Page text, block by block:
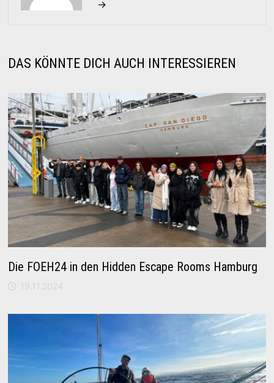
→
DAS KÖNNTE DICH AUCH INTERESSIEREN
Die FOEH24 in den Hidden Escape Rooms Hamburg
19.11.2024